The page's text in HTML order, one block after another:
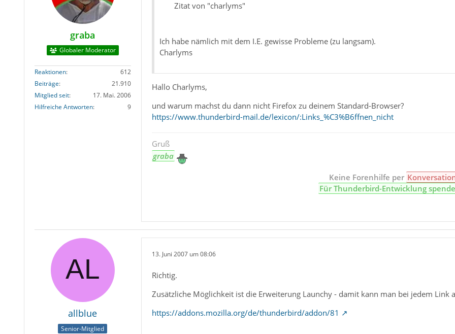
graba
Globaler Moderator
Reaktionen
612
Beiträge
21.910
Mitglied seit
17. Mai. 2006
Hilfreiche Antworten
9
Zitat von "charlyms"
Ich habe nämlich mit dem I.E. gewisse Probleme (zu langsam).
Charlyms
Hallo Charlyms,
und warum machst du dann nicht Firefox zu deinem Standard-Browser?
https://www.thunderbird-mail.de/lexicon/:Links_%C3%B6ffnen_nicht
Gruß
graba
Keine Forenhilfe per
Für Thunderbird-Entwicklung
allblue
Senior-Mitglied
13. Juni 2007 um 08:06
Richtig.
Zusätzliche Möglichkeit ist die Erweiterung Launchy - damit kann man bei jedem Link
https://addons.mozilla.org/de/thunderbird/addon/81